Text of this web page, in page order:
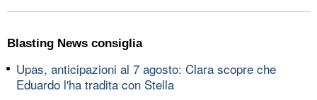
Blasting News consiglia
Upas, anticipazioni al 7 agosto: Clara scopre che
Eduardo l'ha tradita con Stella